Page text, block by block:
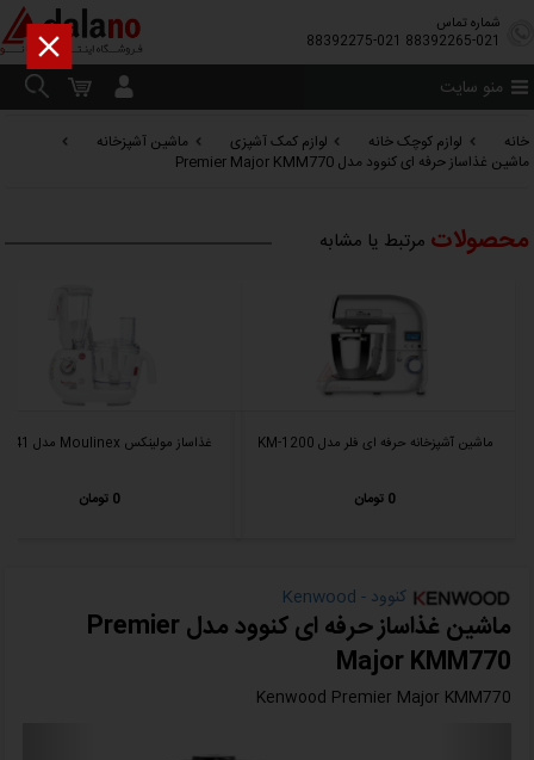
شماره تماس
88392265-021
88392275-021
منو سایت
خانه لوازم کوچک خانه لوازم کمک آشپزی
ماشین آشپزخانه
ماشین غذاساز حرفه ای کنوود مدل Premier Major KMM770
محصولات مرتبط یا مشابه
ماشین آشپزخانه حرفه ای فلر مدل KM-1200
0 تومان
غذاساز مولینکس Moulinex مدل FP741
0 تومان
کنوود - Kenwood
ماشین غذاساز حرفه ای کنوود مدل Premier
Major KMM770
Kenwood Premier Major KMM770
